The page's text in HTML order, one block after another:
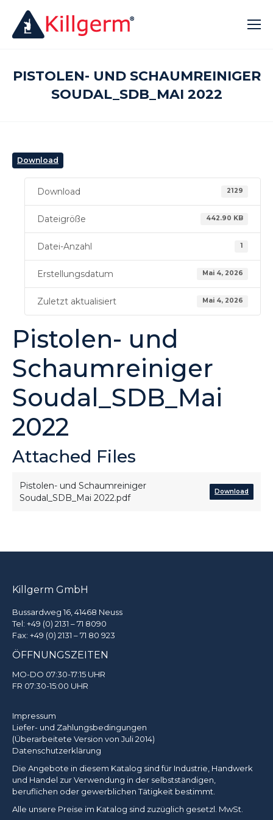
PISTOLEN- UND SCHAUMREINIGER
SOUDAL_SDB_MAI 2022
Download
Download 2129
Dateigröße 442.90 KB
Datei-Anzahl 1
Erstellungsdatum Mai 4, 2026
Zuletzt aktualisiert Mai 4, 2026
Pistolen- und
Schaumreiniger
Soudal_SDB_Mai
2022
Attached Files
Pistolen- und Schaumreiniger
Soudal_SDB_Mai 2022.pdf
Download
Killgerm GmbH
Bussardweg 16, 41468 Neuss
Tel: +49 (0) 2131 – 71 8090
Fax: +49 (0) 2131 – 71 80 923
ÖFFNUNGSZEITEN
MO-DO 07:30-17:15 UHR
FR 07:30-15:00 UHR
Impressum
Liefer- und Zahlungsbedingungen
(Überarbeitete Version von Juli 2014)
Datenschutzerklärung
Die Angebote in diesem Katalog sind für Industrie, Handwerk
und Handel zur Verwendung in der selbstständigen,
beruflichen oder gewerblichen Tätigkeit bestimmt.
Alle unsere Preise im Katalog sind zuzüglich gesetzl. MwSt.